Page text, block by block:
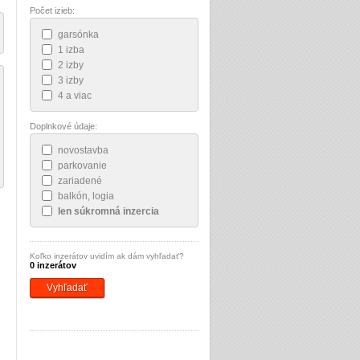
Počet izieb:
garsónka
1 izba
2 izby
3 izby
4 a viac
Doplnkové údaje:
novostavba
parkovanie
zariadené
balkón, logia
len súkromná inzercia
Koľko inzerátov uvidím ak dám vyhľadať?
0 inzerátov
Vyhľadať